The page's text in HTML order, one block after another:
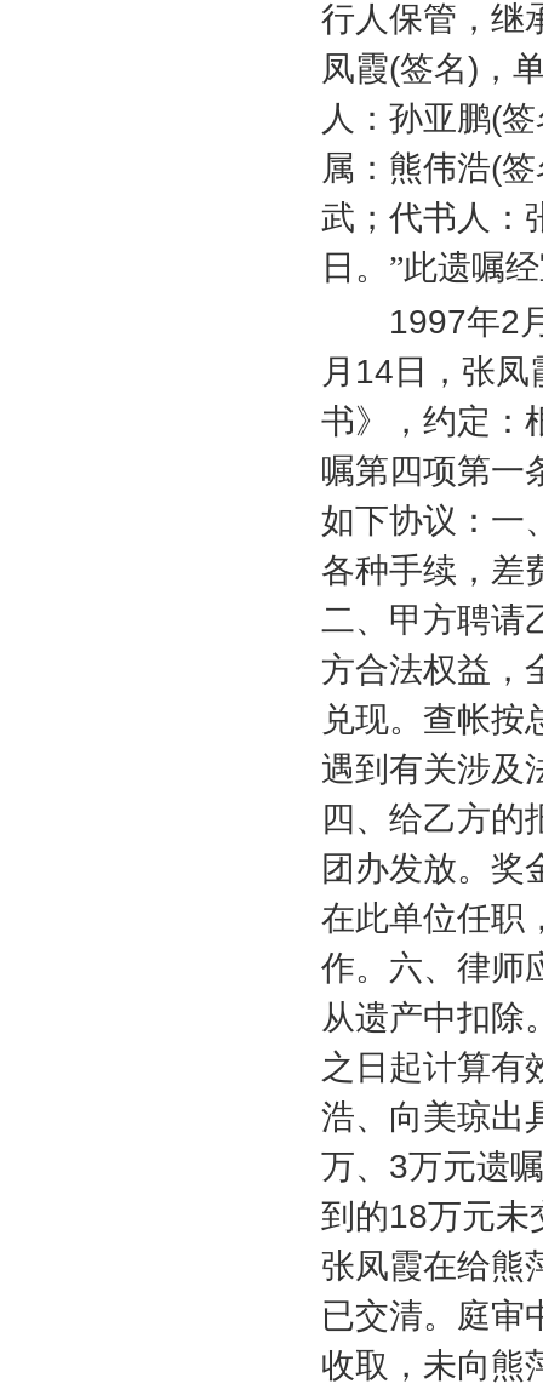
行人保管，继
凤霞(签名) ，
人：孙亚鹏(
属：熊伟浩(
武；代书人：
日。”此遗嘱
1997年2
月 14 日，张
书》，约定：
嘱第四项第一
如下协议：一
各种手续，差
二、甲方聘请
方合法权益，
兑现。查帐按
遇到有关涉及
四、给乙方的
团办发放。奖
在此单位任职
作。六、律师
从遗产中扣除
之日起计算有
浩、向美琼出
万、 3万元遗
到的18万元未
张凤霞在给熊
已交清。庭审
收取，未向熊